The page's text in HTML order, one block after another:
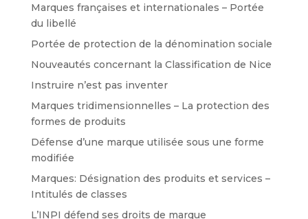
Marques françaises et internationales – Portée
du libellé
Portée de protection de la dénomination sociale
Nouveautés concernant la Classification de Nice
Instruire n’est pas inventer
Marques tridimensionnelles – La protection des
formes de produits
Défense d’une marque utilisée sous une forme
modifiée
Marques: Désignation des produits et services –
Intitulés de classes
L’INPI défend ses droits de marque